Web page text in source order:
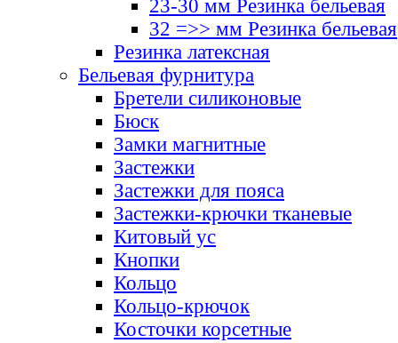
23-30 мм Резинка бельевая
32 =>> мм Резинка бельевая
Резинка латексная
Бельевая фурнитура
Бретели силиконовые
Бюск
Замки магнитные
Застежки
Застежки для пояса
Застежки-крючки тканевые
Китовый ус
Кнопки
Кольцо
Кольцо-крючок
Косточки корсетные